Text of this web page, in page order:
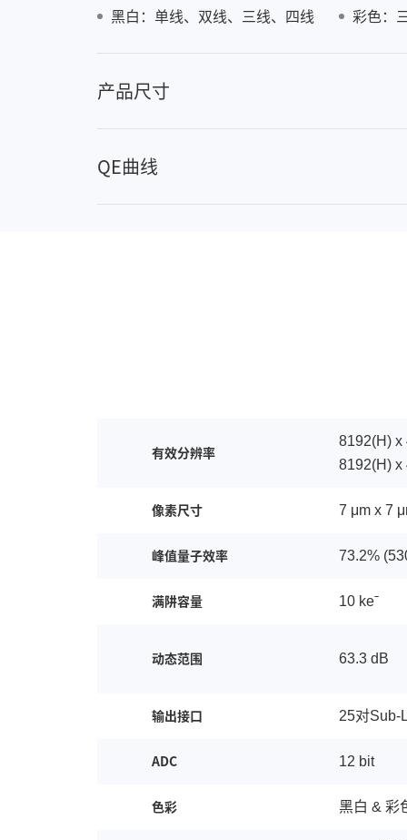
黑白：单线、双线、三线、四线 彩色：
产品尺寸
QE曲线
有效分辨率
8192(H) x
8192(H) x
像素尺寸 7 μm x 7
峰值量子效率 73.2%
满阱容量 10 keˉ
动态范围 63.3 dB
输出接口 25对Sub-
ADC 12 bit
色彩 黑白 & 彩